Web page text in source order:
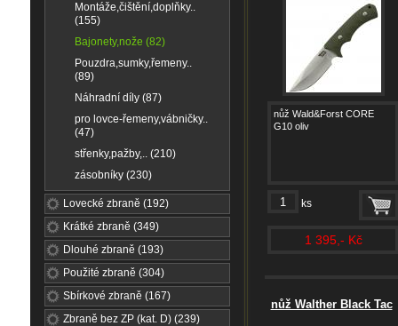
Montáže,čištění,doplňky..
(155)
Bajonety,nože (82)
Pouzdra,sumky,řemeny..
(89)
Náhradní díly (87)
pro lovce-řemeny,vábničky..
(47)
střenky,pažby,.. (210)
zásobníky (230)
Lovecké zbraně (192)
Krátké zbraně (349)
Dlouhé zbraně (193)
Použité zbraně (304)
Sbírkové zbraně (167)
Zbraně bez ZP (kat. D) (239)
nůž Wald&Forst CORE
G10 oliv
ks
1 395,- Kč
nůž Walther Black Tac